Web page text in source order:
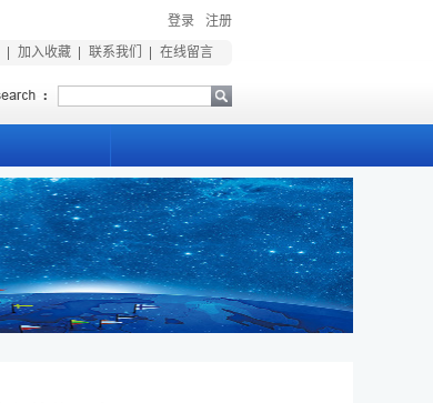
加入收藏 联系我们 在线留言
登录 注册